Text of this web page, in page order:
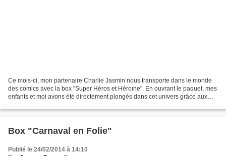
Ce mois-ci, mon partenaire Charlie Jasmin nous transporte dans le monde
des comics avec la box "Super Héros et Héroïne". En ouvrant le paquet, mes
enfants et moi avons été directement plongés dans cet univers grâce aux
Box "Carnaval en Folie"
Publié le 24/02/2014 à 14:10